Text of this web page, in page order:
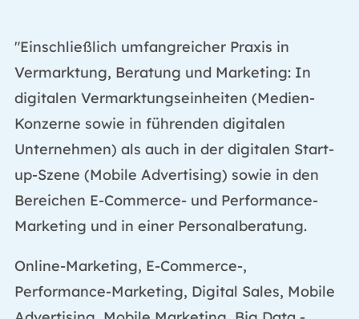
"Einschließlich umfangreicher Praxis in
Vermarktung, Beratung und Marketing: In
digitalen Vermarktungseinheiten (Medien-
Konzerne sowie in führenden digitalen
Unternehmen) als auch in der digitalen Start-
up-Szene (Mobile Advertising) sowie in den
Bereichen E-Commerce- und Performance-
Marketing und in einer Personalberatung.
Online-Marketing, E-Commerce-,
Performance-Marketing, Digital Sales, Mobile